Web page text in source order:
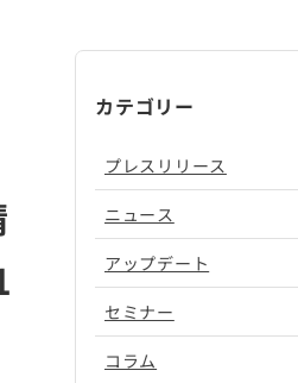
カテゴリー
プレスリリース
ニュース
アップデート
セミナー
コラム